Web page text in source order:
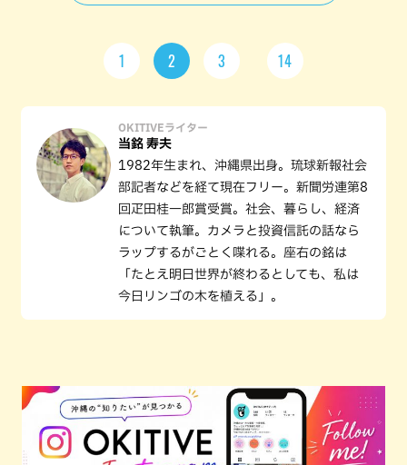
1 2 3 14
OKITIVEライター
当銘 寿夫
1982年生まれ、沖縄県出身。琉球新報社会
部記者などを経て現在フリー。新聞労連第8
回疋田桂一郎賞受賞。社会、暮らし、経済
について執筆。カメラと投資信託の話なら
ラップするがごとく喋れる。座右の銘は
「たとえ明日世界が終わるとしても、私は
今日リンゴの木を植える」。